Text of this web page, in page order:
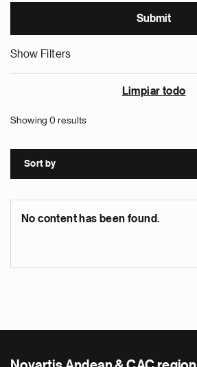
Show Filters
Limpiar todo
Showing 0 results
Sort by
No content has been found.